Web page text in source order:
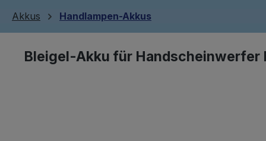
Akkus Handlampen-Akkus
Bleigel-Akku für Handscheinwerfer